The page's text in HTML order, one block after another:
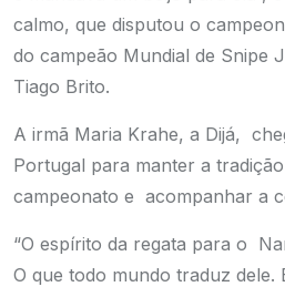
calmo, que disputou o
do campeão Mundial de Snipe
Tiago Brito.
A irmã Maria Krahe, a Dijá,
Portugal para manter a
campeonato e acompanhar a
“O espírito da regata para o
O que todo mundo traduz dele.